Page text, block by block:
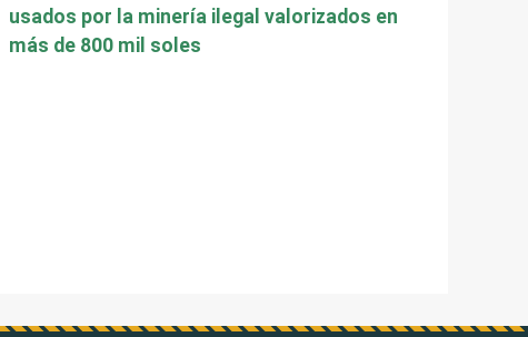
usados por la minería ilegal valorizados en
más de 800 mil soles